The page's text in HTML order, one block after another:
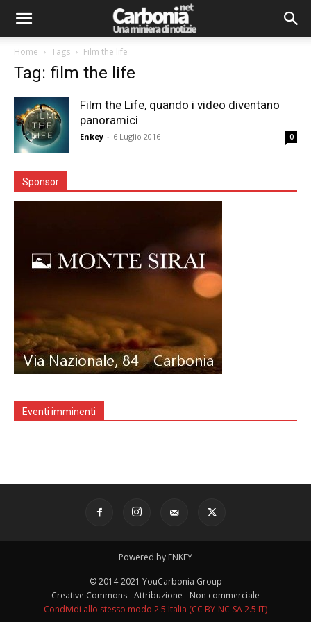
Home Tags Film the life
Tag: film the life
Film the Life, quando i video diventano
panoramici
Enkey - 6 Luglio 2016 0
Sponsor
Eventi imminenti
Powered by ENKEY
© 2014-2021 YouCarbonia Group
Creative Commons - Attribuzione - Non commerciale
Condividi allo stesso modo 2.5 Italia (CC BY-NC-SA 2.5 IT)